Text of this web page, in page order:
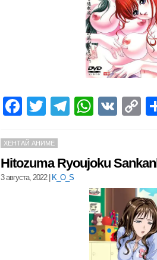
Facebook
TwitterTelegram
VK
ХЕНТАЙ АНИМЕ
Hitozuma Ryoujoku
3 августа, 2022| K_O_S